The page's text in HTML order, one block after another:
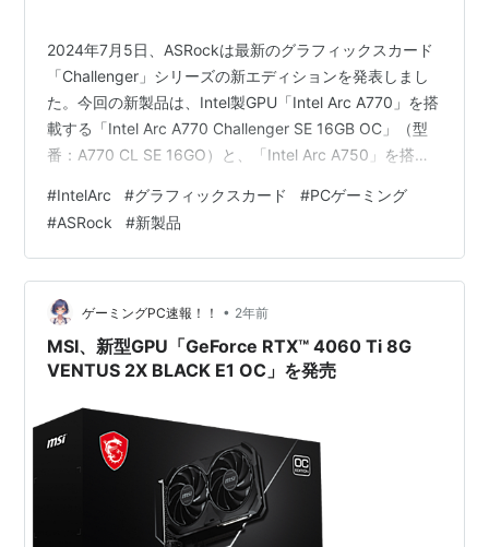
2024年7月5日、ASRockは最新のグラフィックスカード
「Challenger」シリーズの新エディションを発表しまし
た。今回の新製品は、Intel製GPU「Intel Arc A770」を搭
載する「Intel Arc A770 Challenger SE 16GB OC」（型
番：A770 CL SE 16GO）と、「Intel Arc A750」を搭載
A750 CL SE 8GO）です。発売日は2024年7月12日で、
税込のメーカー想定売価はそれぞれ5万2800円前後、3万
7800円前後となっています。 …
#IntelArc #グラフィックスカード #PCゲーミング
#ASRock #新製品
ゲーミングPC速報！！ • 2年前
MSI、新型GPU「GeForce RTX™ 4060 Ti 8G
VENTUS 2X BLACK E1 OC」を発売